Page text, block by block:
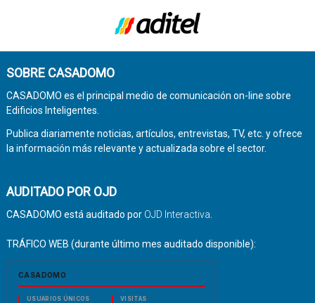
SOBRE CASADOMO
CASADOMO es el principal medio de comunicación on-line sobre
Edificios Inteligentes.
Publica diariamente noticias, artículos, entrevistas, TV, etc. y ofrece
la información más relevante y actualizada sobre el sector.
AUDITADO POR OJD
CASADOMO está auditado por OJD Interactiva
TRÁFICO WEB (durante último mes auditado disponible):